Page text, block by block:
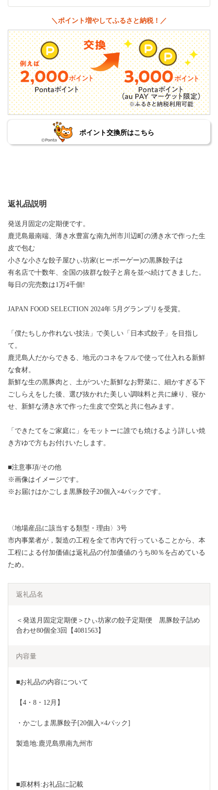
＼ポイント増やしてふるさと納税！／
ポイント交換所はこちら
返礼品説明
発送月固定の定期便です。
鹿児島最南端、薄き水豊富な南九州市川辺町の湧き水で作った生
皮で包む
小さな小さな餃子屋ひぃ坊家(ヒーボーゲー)の黒豚餃子は
有名店で十数年、全国の抜群な餃子と肩を並べ続けてきました。
毎日の完売数は1万4千個!
JAPAN FOOD SELECTION 2024年 5月グランプリを受賞。
「僕たちしか作れない技法」で美しい「日本式餃子」を目指し
て。
鹿児島人だからできる、地元のコネをフルで使って仕入れる新鮮
な食材。
新鮮な生の黒豚肉と、土がついた新鮮なお野菜に、細かすぎる下
ごしらえをした後、選び抜かれた美しい調味料と共に練り、寝か
せ、新鮮な湧き水で作った生皮で空気と共に包みます。
「できたてをご家庭に」をモットーに誰でも焼けるよう詳しい焼
き方ゆで方もお付けいたします。
■注意事項/その他
※画像はイメージです。
※お届けはかごしま黒豚餃子20個入×4パックです。
〈地場産品に該当する類型・理由〉3号
市内事業者が，製造の工程を全て市内で行っていることから、本
工程による付加価値は返礼品の付加価値のうち80％を占めている
ため。
返礼品名
＜発送月固定定期便＞ひぃ坊家の餃子定期便　黒豚餃子詰め
合わせ80個全3回【4081563】
内容量
■お礼品の内容について
【4・8・12月】
・かごしま黒豚餃子[20個入×4パック]
製造地:鹿児島県南九州市
■原材料:お礼品に記載